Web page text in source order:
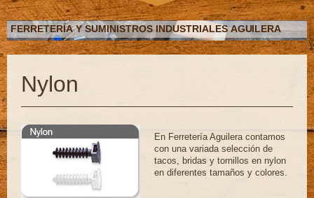
FERRETERÍA Y SUMINISTROS INDUSTRIALES AGUILERA
Nylon
En Ferretería Aguilera contamos
con una variada selección de
tacos, bridas y tornillos en nylon
en diferentes tamaños y colores.